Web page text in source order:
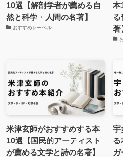
10選【解剖学者が薦める自
然と科学・人間の名著】
おすすめレーベル
本
る
著
米津玄師がおすすめする本
10選【国民的アーティスト
が薦める文学と詩の名著】
宇
る
ガ